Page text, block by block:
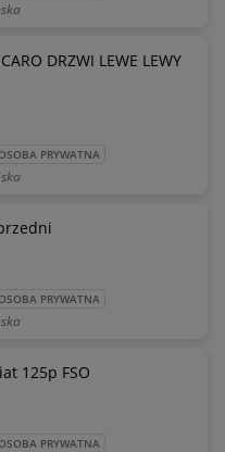
DRZWI LEWE LEWY
PRYWATNA
PRYWATNA
125p FSO
PRYWATNA